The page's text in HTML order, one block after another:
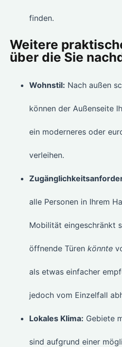
finden.
Weitere
über die Sie
Wohnstil: Nach außen
können der Außenseite
ein moderneres oder
verleihen.
alle Personen in Ihrem
Mobilität eingeschränkt
öffnende Türen könnte
als etwas einfacher
jedoch vom Einzelfall
Lokales Klima: Gebiete
sind aufgrund einer